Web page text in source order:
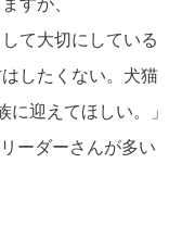
すが、
て大切にしている
したくない。犬猫
迎えてほしい。」
ーダーさんが多い